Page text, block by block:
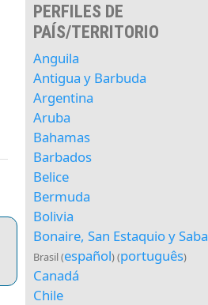
PERFILES DE
PAÍS/TERRITORIO
Anguila
Antigua y Barbuda
Argentina
Aruba
Bahamas
Barbados
Belice
Bermuda
Bolivia
Bonaire, San Estaquio y Saba
Brasil (español) (português)
Canadá
Chile